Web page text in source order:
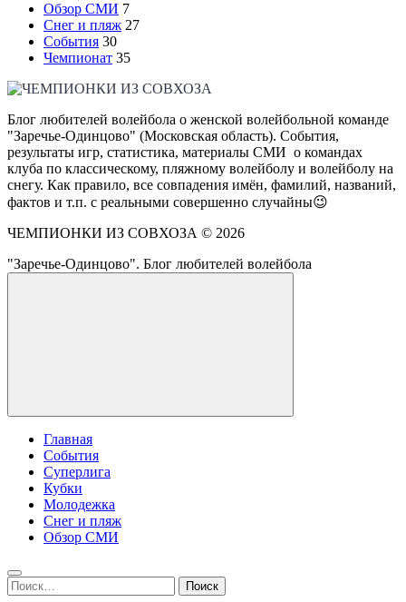
Обзор СМИ 7
Снег и пляж 27
События 30
Чемпионат 35
Блог любителей волейбола о женской волейбольной команде
"Заречье-Одинцово" (Московская область). События,
результаты игр, статистика, материалы СМИ о командах
клуба по классическому, пляжному волейболу и волейболу на
снегу. Как правило, все совпадения имён, фамилий, названий,
фактов и т.п. с реальными совершенно случайны😉
ЧЕМПИОНКИ ИЗ СОВХОЗА © 2026
"Заречье-Одинцово". Блог любителей волейбола
Главная
События
Суперлига
Кубки
Молодежка
Снег и пляж
Обзор СМИ
Найти: